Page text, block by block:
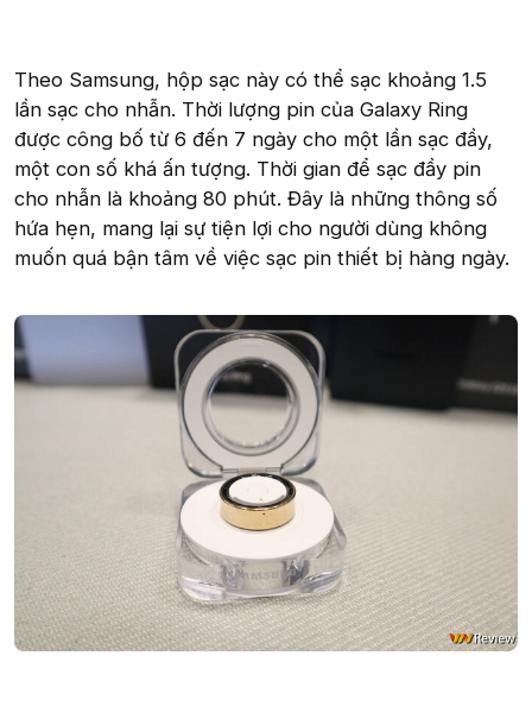
Theo Samsung, hộp sạc này có thể sạc khoảng 1.5
lần sạc cho nhẫn. Thời lượng pin của Galaxy Ring
được công bố từ 6 đến 7 ngày cho một lần sạc đầy,
một con số khá ấn tượng. Thời gian để sạc đầy pin
cho nhẫn là khoảng 80 phút. Đây là những thông số
hứa hẹn, mang lại sự tiện lợi cho người dùng không
muốn quá bận tâm về việc sạc pin thiết bị hàng ngày.